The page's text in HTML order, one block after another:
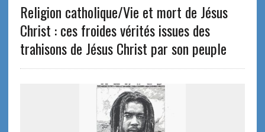
Religion catholique/Vie et mort de Jésus
Christ : ces froides vérités issues des
trahisons de Jésus Christ par son peuple